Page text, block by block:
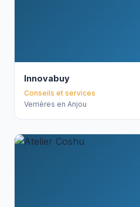
Innovabuy
Conseils et services
Verrières en Anjou